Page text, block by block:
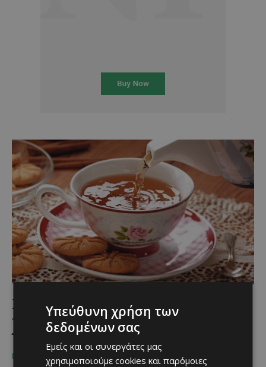
Ραντεβού με την ελπίδα: Το φιλανθρωπικό
τσάι στο City of Dreams που στηρίζει τις
γυναίκες της Europa Donna Cyprus
ΜΈΝΟΥΜΕ ΚΎΠΡΟ Κατερίνα Χριστοφή
Υπεύθυνη χρήση των
δεδομένων σας
Εμείς και οι συνεργάτες μας
χρησιμοποιούμε cookies και παρόμοιες